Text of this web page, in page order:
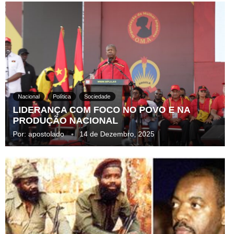
Nacional Política Sociedade
LIDERANÇA COM FOCO NO POVO E NA
PRODUÇÃO NACIONAL
Por: apostolado 14 de Dezembro, 2025